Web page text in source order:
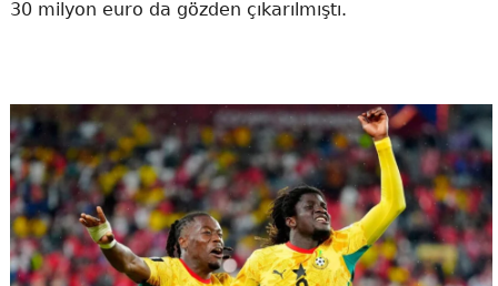
30 milyon euro da gözden çıkarılmıştı.